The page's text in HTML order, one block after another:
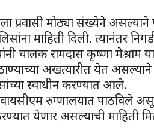
प्रवासी मोठ्या संख्येने असल्याने
माहिती दिली. त्यानंतर
चालक रामदास कृष्णा मेश्राम
अखत्यारीत येत
स्वाधीन करण्यात आले.
रुग्णालयात पाठविले
येणार असल्याची माहिती